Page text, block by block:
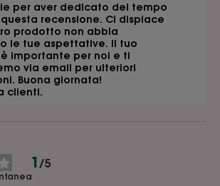
per aver dedicato del tempo
recensione. Ci dispiace
prodotto non abbia
le tue aspettative. Il tuo
importante per noi e ti
via email per ulteriori
Buona giornata!
clienti.
1/5